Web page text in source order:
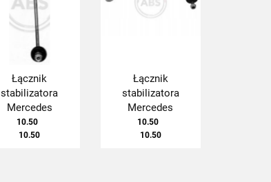
Łącznik
stabilizatora
Mercedes
10.50
10.50
Łącznik
stabilizatora
Mercedes
10.50
10.50